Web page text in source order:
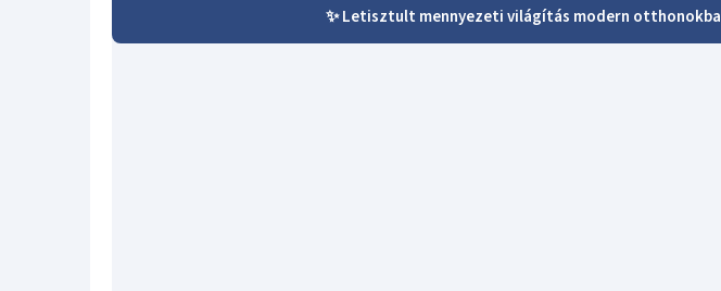
✨ Letisztult mennyezeti világítás modern otthonokba